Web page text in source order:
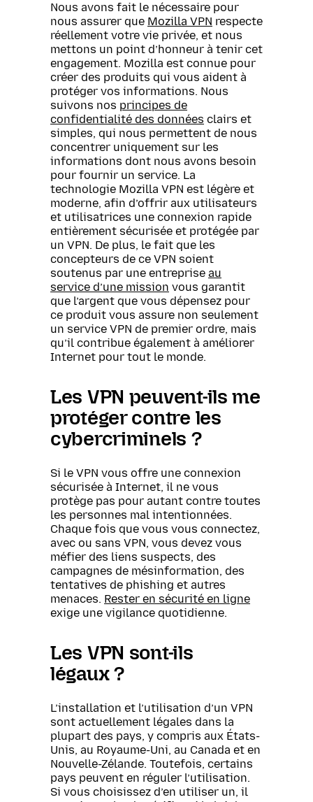
Nous avons fait le nécessaire pour
nous assurer que Mozilla VPN respecte
réellement votre vie privée, et nous
mettons un point d’honneur à tenir cet
engagement. Mozilla est connue pour
créer des produits qui vous aident à
protéger vos informations. Nous
suivons nos principes de
confidentialité des données clairs et
simples, qui nous permettent de nous
concentrer uniquement sur les
informations dont nous avons besoin
pour fournir un service. La
technologie Mozilla VPN est légère et
moderne, afin d’offrir aux utilisateurs
et utilisatrices une connexion rapide
entièrement sécurisée et protégée par
un VPN. De plus, le fait que les
concepteurs de ce VPN soient
soutenus par une entreprise au
service d’une mission vous garantit
que l’argent que vous dépensez pour
ce produit vous assure non seulement
un service VPN de premier ordre, mais
qu’il contribue également à améliorer
Internet pour tout le monde.
Les VPN peuvent-ils me
protéger contre les
cybercriminels ?
Si le VPN vous offre une connexion
sécurisée à Internet, il ne vous
protège pas pour autant contre toutes
les personnes mal intentionnées.
Chaque fois que vous vous connectez,
avec ou sans VPN, vous devez vous
méfier des liens suspects, des
campagnes de mésinformation, des
tentatives de phishing et autres
menaces. Rester en sécurité en ligne
exige une vigilance quotidienne.
Les VPN sont-ils
légaux ?
L’installation et l’utilisation d’un VPN
sont actuellement légales dans la
plupart des pays, y compris aux États-
Unis, au Royaume-Uni, au Canada et en
Nouvelle-Zélande. Toutefois, certains
pays peuvent en réguler l’utilisation.
Si vous choisissez d’en utiliser un, il